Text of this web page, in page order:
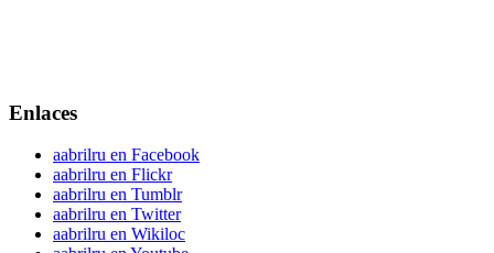
Enlaces
aabrilru en Facebook
aabrilru en Flickr
aabrilru en Tumblr
aabrilru en Twitter
aabrilru en Wikiloc